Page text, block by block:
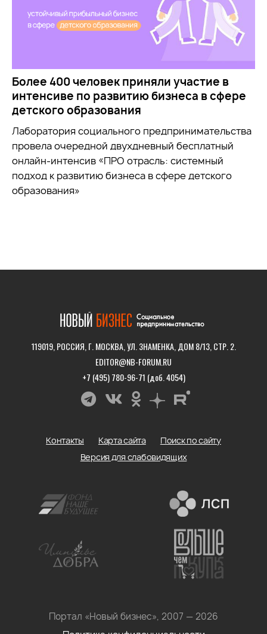
Более 400 человек приняли участие в
интенсиве по развитию бизнеса в сфере
детского образования
Лаборатория социального предпринимательства
провела очередной двухдневный бесплатный
онлайн-интенсив «ПРО отрасль: системный
подход к развитию бизнеса в сфере детского
образования»
119019, РОССИЯ, Г. МОСКВА, УЛ. ЗНАМЕНКА, ДОМ 8/13, СТР. 2.
EDITOR@NB-FORUM.RU
+7 (495) 780-96-71 (доб. 4054)
Портал «Новый бизнес», 2007 — 2026
Контакты Карта сайта
Поиск по сайту
Версия для слабовидящих